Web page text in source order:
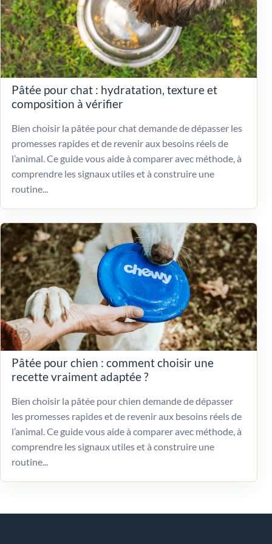
Pâtée pour chat : hydratation, texture et
composition à vérifier
Bien choisir la pâtée pour chat demande de dépasser les
promesses rapides et de revenir aux besoins réels de
l’animal. Ce guide vous aide à comparer avec méthode, à
comprendre les signaux utiles et à construire une
routine...
Pâtée pour chien : comment choisir une
recette vraiment adaptée ?
Bien choisir la pâtée pour chien demande de dépasser
les promesses rapides et de revenir aux besoins réels de
l’animal. Ce guide vous aide à comparer avec méthode, à
comprendre les signaux utiles et à construire une
routine...